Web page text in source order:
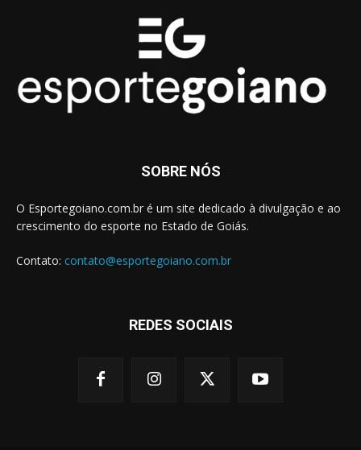
SOBRE NÓS
O Esportegoiano.com.br é um site dedicado à divulgação e ao
crescimento do esporte no Estado de Goiás.
Contato: contato@esportegoiano.com.br
REDES SOCIAIS